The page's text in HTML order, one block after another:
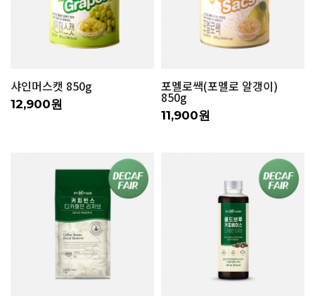
샤인머스캣 850g
12,900원
포멜로쌕(포멜로 알갱이)
850g
11,900원